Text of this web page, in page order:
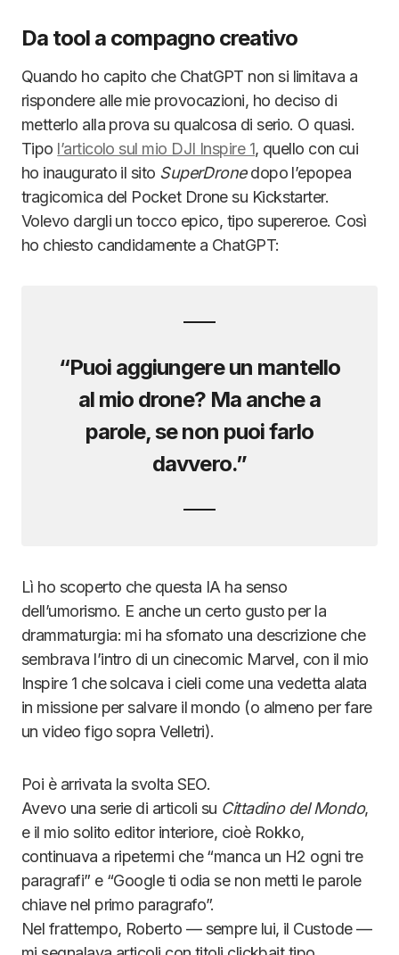
Da tool a compagno creativo
Quando ho capito che ChatGPT non si limitava a
rispondere alle mie provocazioni, ho deciso di
metterlo alla prova su qualcosa di serio. O quasi.
Tipo l’articolo sul mio DJI Inspire 1, quello con cui
ho inaugurato il sito SuperDronedopo l’epopea
tragicomica del Pocket Drone su Kickstarter.
Volevo dargli un tocco epico, tipo supereroe. Così
ho chiesto candidamente a ChatGPT:
“Puoi aggiungere un mantello
al mio drone? Ma anche a
parole, se non puoi farlo
davvero.”
Lì ho scoperto che questa IA ha senso
dell’umorismo. E anche un certo gusto per la
drammaturgia: mi ha sfornato una descrizione che
sembrava l’intro di un cinecomic Marvel, con il mio
Inspire 1 che solcava i cieli come una vedetta alata
in missione per salvare il mondo (o almeno per fare
un video figo sopra Velletri).
Poi è arrivata la svolta SEO.
Avevo una serie di articoli su Cittadino del Mondo,
e il mio solito editor interiore, cioè Rokko,
continuava a ripetermi che “manca un H2 ogni tre
paragrafi” e “Google ti odia se non metti le parole
chiave nel primo paragrafo”.
Nel frattempo, Roberto — sempre lui, il Custode —